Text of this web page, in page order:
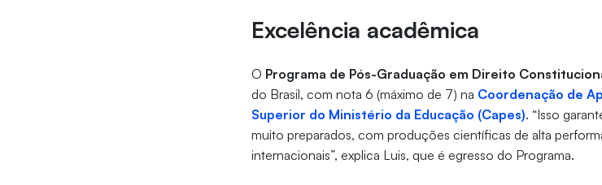
Excelência acadêmica
O Programa de Pós-Graduação em Direito
do Brasil, com nota 6 (máximo de 7) na Coordenação de
Superior do Ministério da Educação (Capes). “Isso
muito preparados, com produções científicas de alta
internacionais”, explica Luis, que é egresso do Programa.